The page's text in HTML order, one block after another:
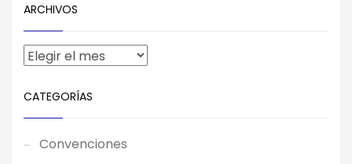
ARCHIVOS
CATEGORÍAS
Convenciones